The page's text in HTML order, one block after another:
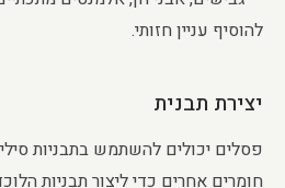
להוסיף עניין חזותי.
יצירת תבנית
פסלים יכולים להשתמש בתבניות
חומרים אחרים כדי ליצור תבניות